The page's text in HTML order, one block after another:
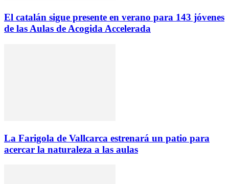
El catalán sigue presente en verano para 143 jóvenes
de las Aulas de Acogida Accelerada
La Farigola de Vallcarca estrenará un patio para
acercar la naturaleza a las aulas